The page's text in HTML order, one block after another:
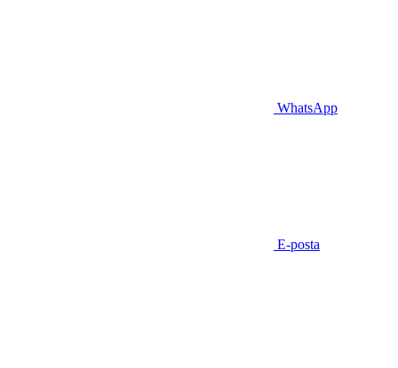
WhatsApp
E-posta